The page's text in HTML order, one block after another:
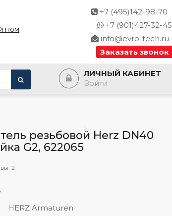
+7 (495)142-98-70
+7 (901)427-32-45
info@evro-tech.ru
Заказать звонок
ЛИЧНЫЙ КАБИНЕТ
Войти
резьбовой Herz DN40
G2, 622065
2
HERZ Armaturen